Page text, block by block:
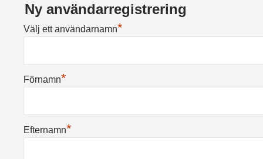
Ny användarregistrering
Välj ett användarnamn*
Förnamn*
Efternamn*